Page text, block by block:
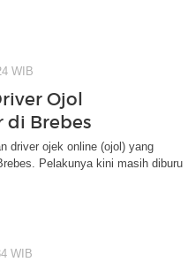
WIB
Ojol
di Brebes
driver ojek online (ojol) yang
Pelakunya kini masih diburu
WIB